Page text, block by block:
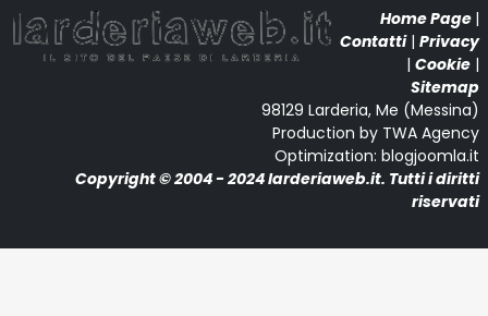
Home Page |
Contatti| Privacy
| Cookie |
Sitemap
98129 Larderia, Me (Messina)
Production by TWA Agency
Optimization: blogjoomla.it
Copyright © 2004 - 2024 larderiaweb.it. Tutti i diritti
riservati